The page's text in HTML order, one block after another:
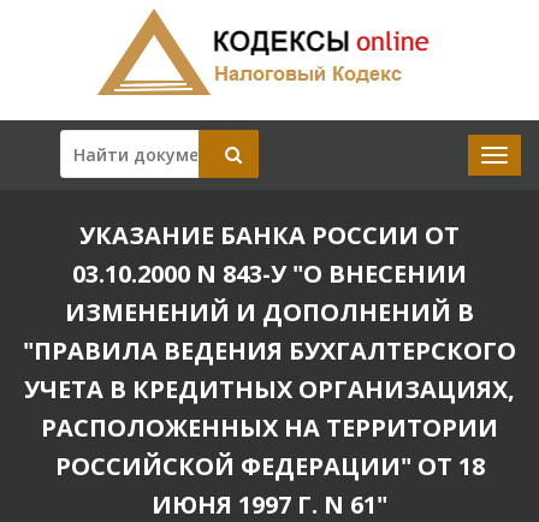
УКАЗАНИЕ БАНКА РОССИИ ОТ
03.10.2000 N 843-У "О ВНЕСЕНИИ
ИЗМЕНЕНИЙ И ДОПОЛНЕНИЙ В
"ПРАВИЛА ВЕДЕНИЯ БУХГАЛТЕРСКОГО
УЧЕТА В КРЕДИТНЫХ ОРГАНИЗАЦИЯХ,
РАСПОЛОЖЕННЫХ НА ТЕРРИТОРИИ
РОССИЙСКОЙ ФЕДЕРАЦИИ" ОТ 18
ИЮНЯ 1997 Г. N 61"